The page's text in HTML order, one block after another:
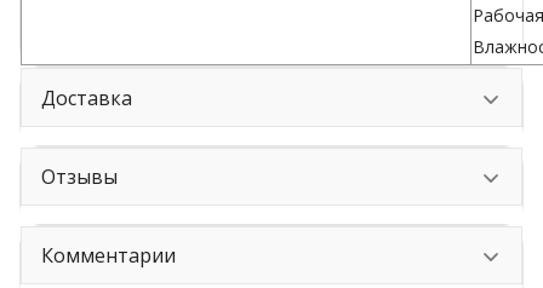
Доставка
Отзывы
Комментарии